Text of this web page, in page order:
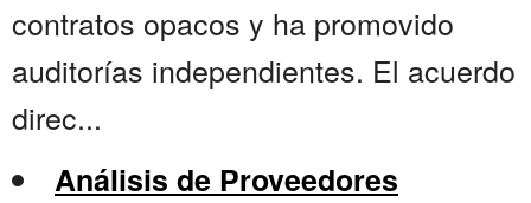
contratos opacos y ha promovido
auditorías independientes. El acuerdo
direc...
Análisis de Proveedores